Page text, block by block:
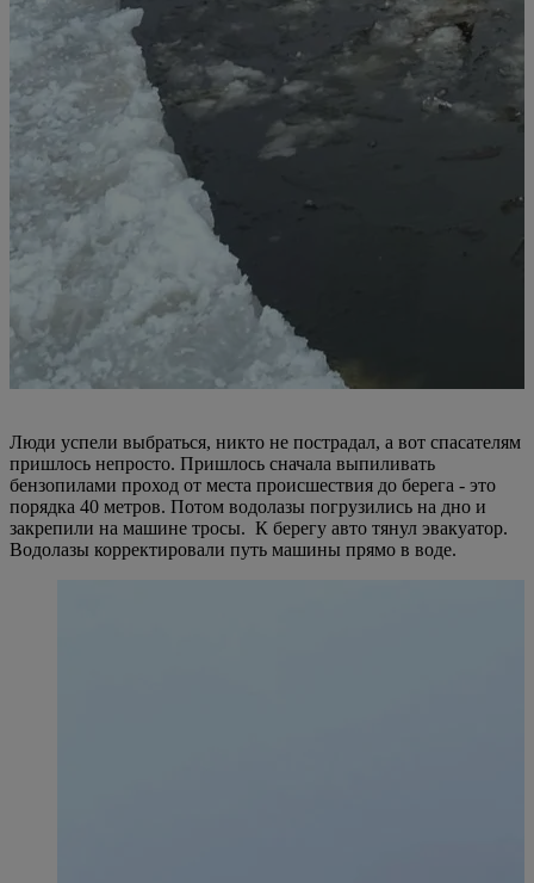
Люди успели выбраться, никто не пострадал, а вот спасателям
пришлось непросто. Пришлось сначала выпиливать
бензопилами проход от места происшествия до берега - это
порядка 40 метров. Потом водолазы погрузились на дно и
закрепили на машине тросы. К берегу авто тянул эвакуатор.
Водолазы корректировали путь машины прямо в воде.